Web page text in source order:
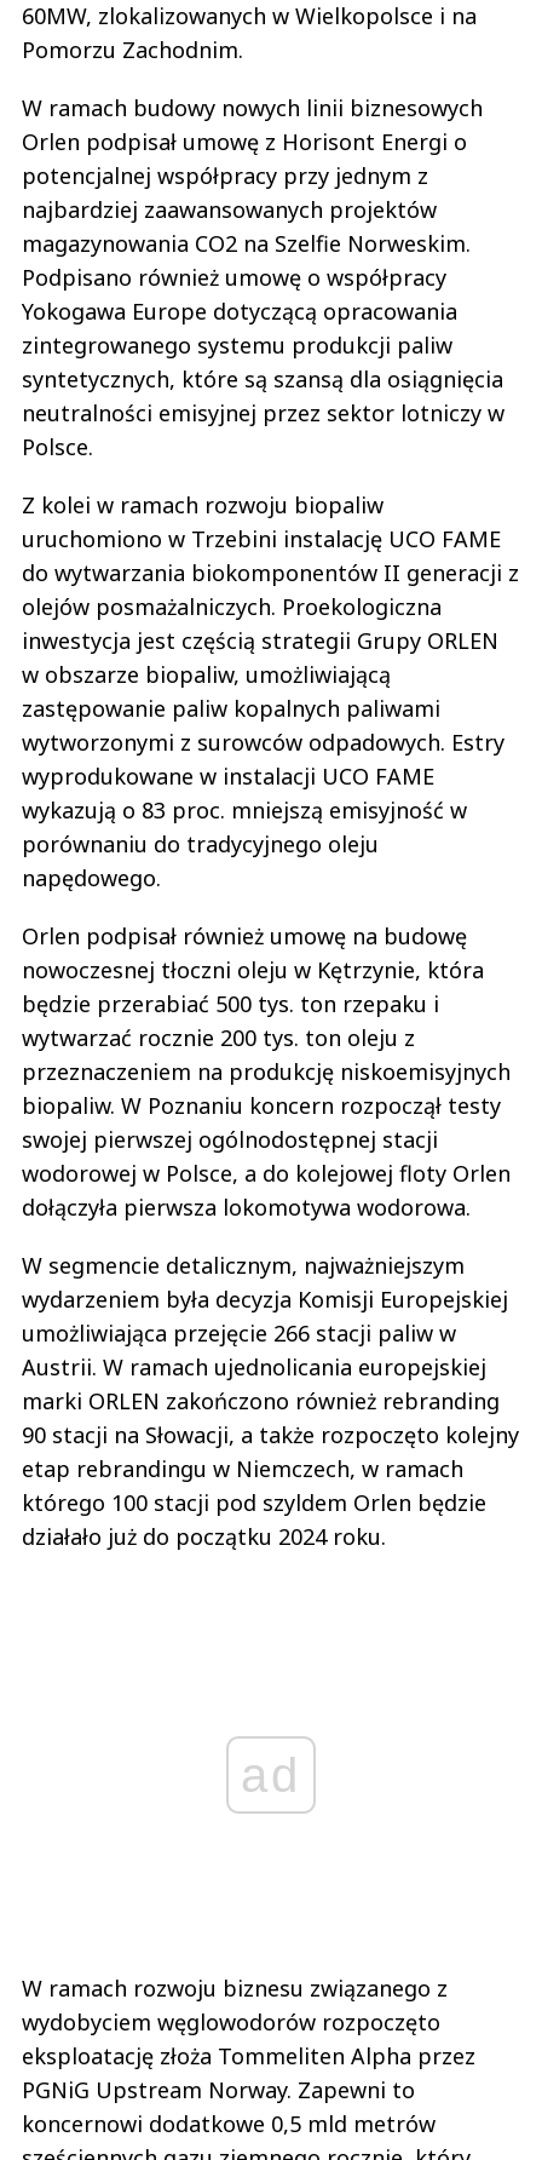
60MW, zlokalizowanych w Wielkopolsce i na
Pomorzu Zachodnim.
W ramach budowy nowych linii biznesowych
Orlen podpisał umowę z Horisont Energi o
potencjalnej współpracy przy jednym z
najbardziej zaawansowanych projektów
magazynowania CO2 na Szelfie Norweskim.
Podpisano również umowę o współpracy
Yokogawa Europe dotyczącą opracowania
zintegrowanego systemu produkcji paliw
syntetycznych, które są szansą dla osiągnięcia
neutralności emisyjnej przez sektor lotniczy w
Polsce.
Z kolei w ramach rozwoju biopaliw
uruchomiono w Trzebini instalację UCO FAME
do wytwarzania biokomponentów II generacji z
olejów posmażalniczych. Proekologiczna
inwestycja jest częścią strategii Grupy ORLEN
w obszarze biopaliw, umożliwiającą
zastępowanie paliw kopalnych paliwami
wytworzonymi z surowców odpadowych. Estry
wyprodukowane w instalacji UCO FAME
wykazują o 83 proc. mniejszą emisyjność w
porównaniu do tradycyjnego oleju
napędowego.
Orlen podpisał również umowę na budowę
nowoczesnej tłoczni oleju w Kętrzynie, która
będzie przerabiać 500 tys. ton rzepaku i
wytwarzać rocznie 200 tys. ton oleju z
przeznaczeniem na produkcję niskoemisyjnych
biopaliw. W Poznaniu koncern rozpoczął testy
swojej pierwszej ogólnodostępnej stacji
wodorowej w Polsce, a do kolejowej floty Orlen
dołączyła pierwsza lokomotywa wodorowa.
W segmencie detalicznym, najważniejszym
wydarzeniem była decyzja Komisji Europejskiej
umożliwiająca przejęcie 266 stacji paliw w
Austrii. W ramach ujednolicania europejskiej
marki ORLEN zakończono również rebranding
90 stacji na Słowacji, a także rozpoczęto kolejny
etap rebrandingu w Niemczech, w ramach
którego 100 stacji pod szyldem Orlen będzie
działało już do początku 2024 roku.
ad
W ramach rozwoju biznesu związanego z
wydobyciem węglowodorów rozpoczęto
eksploatację złoża Tommeliten Alpha przez
PGNiG Upstream Norway. Zapewni to
koncernowi dodatkowe 0,5 mld metrów